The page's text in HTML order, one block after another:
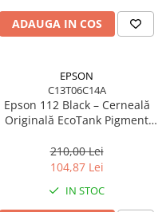
ADAUGA IN COS
EPSON
C13T06C14A
Epson 112 Black – Cerneală
Originală EcoTank Pigment
210,00 Lei
104,87 Lei
IN STOC